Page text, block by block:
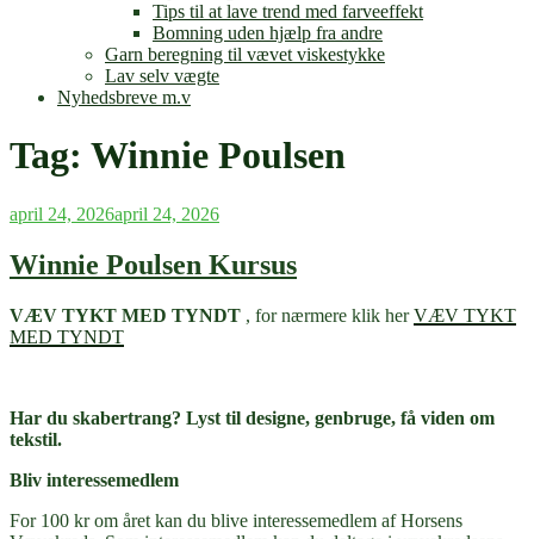
Tips til at lave trend med farveeffekt
Bomning uden hjælp fra andre
Garn beregning til vævet viskestykke
Lav selv vægte
Nyhedsbreve m.v
Tag: Winnie Poulsen
Udgivet
april 24, 2026april 24, 2026
Winnie Poulsen Kursus
VÆV TYKT MED TYNDT , for nærmere klik herVÆV TYKT
MED TYNDT
Har du skabertrang? Lyst til designe, genbruge, få viden om
tekstil.
Bliv interessemedlem
For 100 kr om året kan du blive interessemedlem af Horsens